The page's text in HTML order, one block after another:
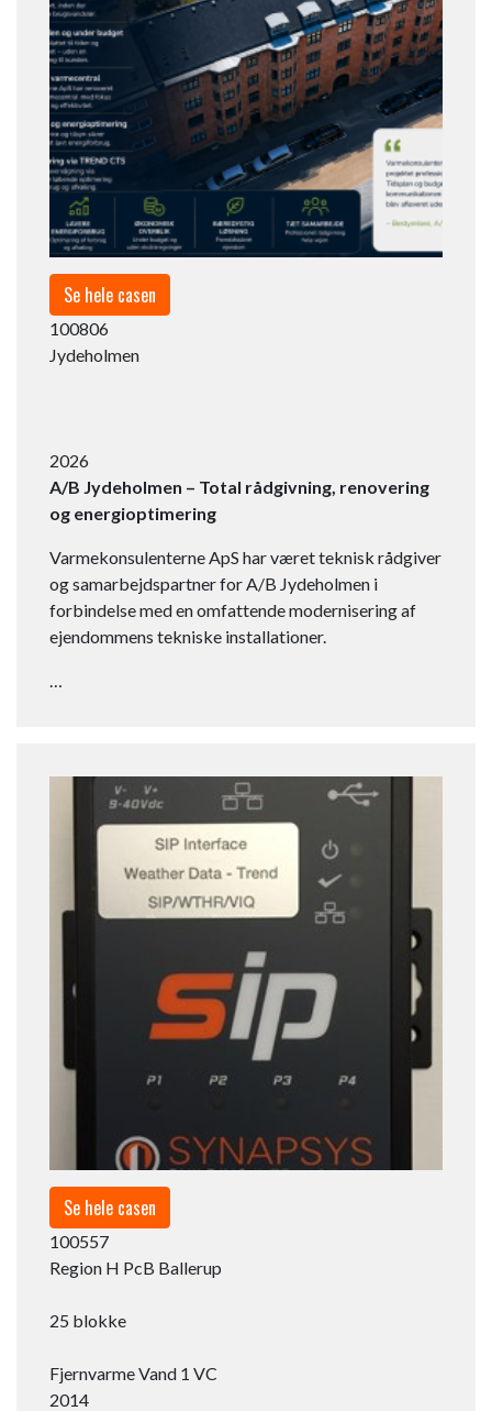
Se hele casen
100806
Jydeholmen
2026
A/B Jydeholmen – Total rådgivning, renovering
og energioptimering
Varmekonsulenterne ApS har været teknisk rådgiver
og samarbejdspartner for A/B Jydeholmen i
forbindelse med en omfattende modernisering af
ejendommens tekniske installationer.
…
Se hele casen
100557​
Region H PcB Ballerup​
25 blokke
Fjernvarme Vand 1 VC​
2014